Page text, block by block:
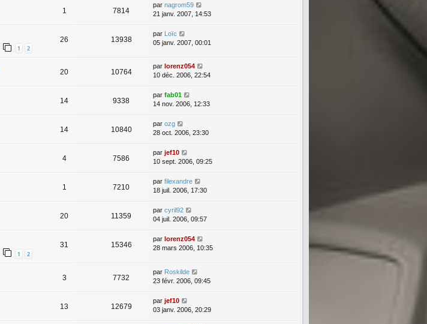
1 7814
par nagrom59
21 janv. 2007, 14:53
1 2
26 13938
par
Loïc
05 janv. 2007, 00:01
20 10764
par lorenz054
10 déc. 2006, 22:54
14 9338
par fab01
14 nov. 2006, 12:33
14 10840
par ozg
28 oct. 2006, 23:30
4 7586
par jef10
10 sept. 2006, 09:25
1 7210
par filexandre
18 juil. 2006, 17:30
20 11359
par cyril92
04 juil. 2006, 09:57
1 2
31 15346
par lorenz054
28 mars 2006, 10:35
3 7732
par Roskilde
23 févr. 2006, 09:45
13 12679
par jef10
03 janv. 2006, 20:29